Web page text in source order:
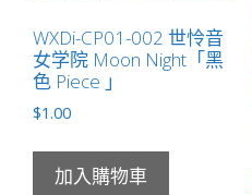
WXDi-CP01-002 世怜音
女学院 Moon Night「黑
色 Piece 」
$1.00
加入購物車